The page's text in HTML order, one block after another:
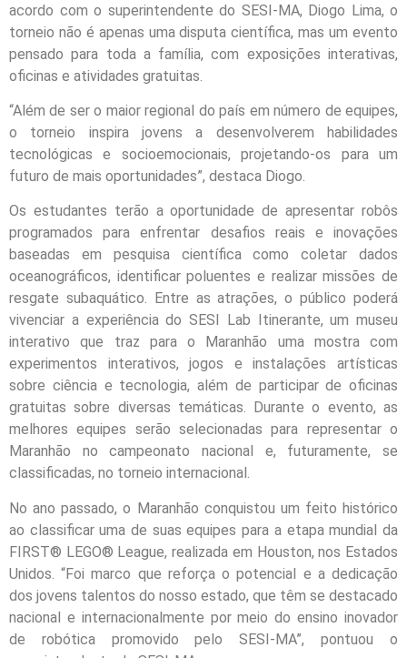
acordo com o superintendente do SESI-MA, Diogo Lima, o
torneio não é apenas uma disputa científica, mas um evento
pensado para toda a família, com exposições interativas,
oficinas e atividades gratuitas.
“Além de ser o maior regional do país em número de equipes,
o torneio inspira jovens a desenvolverem habilidades
tecnológicas e socioemocionais, projetando-os para um
futuro de mais oportunidades”, destaca Diogo.
Os estudantes terão a oportunidade de apresentar robôs
programados para enfrentar desafios reais e inovações
baseadas em pesquisa científica como coletar dados
oceanográficos, identificar poluentes e realizar missões de
resgate subaquático. Entre as atrações, o público poderá
vivenciar a experiência do SESI Lab Itinerante, um museu
interativo que traz para o Maranhão uma mostra com
experimentos interativos, jogos e instalações artísticas
sobre ciência e tecnologia, além de participar de oficinas
gratuitas sobre diversas temáticas. Durante o evento, as
melhores equipes serão selecionadas para representar o
Maranhão no campeonato nacional e, futuramente, se
classificadas, no torneio internacional.
No ano passado, o Maranhão conquistou um feito histórico
ao classificar uma de suas equipes para a etapa mundial da
FIRST® LEGO® League, realizada em Houston, nos Estados
Unidos. “Foi marco que reforça o potencial e a dedicação
dos jovens talentos do nosso estado, que têm se destacado
nacional e internacionalmente por meio do ensino inovador
de robótica promovido pelo SESI-MA”, pontuou o